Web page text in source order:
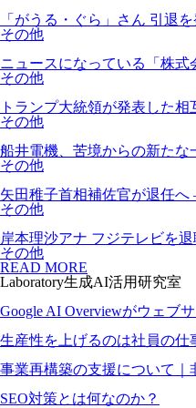
「がうる・ぐら」さん 引退
その他
ニュースになっている「株式
その他
トランプ大統領が発表した
その他
船井電機、苦境からの新たな
その他
矢田稚子首相補佐官が退任へ
その他
岸本理沙アナ フジテレビを
その他
READ MORE
Laboratory生成AI活用研究室
Google AI Overviewがウェブ
生産性を上げるのは社員の仕
事業再構築の支援について
SEO対策とは何なのか？